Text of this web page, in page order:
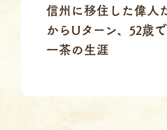
信州に移住した偉
からUターン、52歳
一茶の生涯